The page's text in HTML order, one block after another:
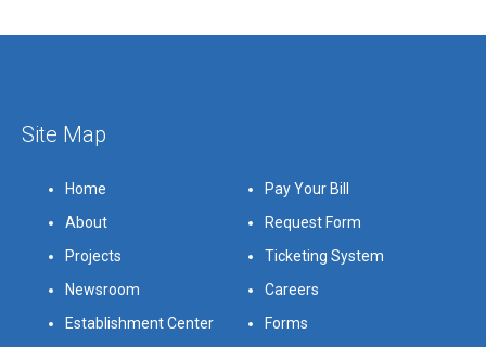
Site Map
Home
Pay Your Bill
About
Request Form
Projects
Ticketing System
Newsroom
Careers
Establishment Center
Forms